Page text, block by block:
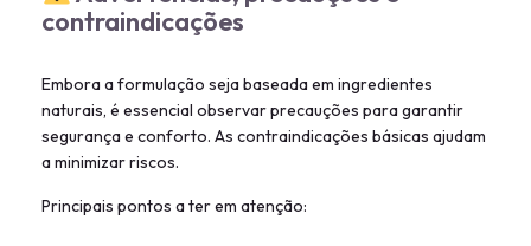
contraindicações
Embora a formulação seja baseada em ingredientes
naturais, é essencial observar precauções para garantir
segurança e conforto. As contraindicações básicas ajudam
a minimizar riscos.
Principais pontos a ter em atenção: